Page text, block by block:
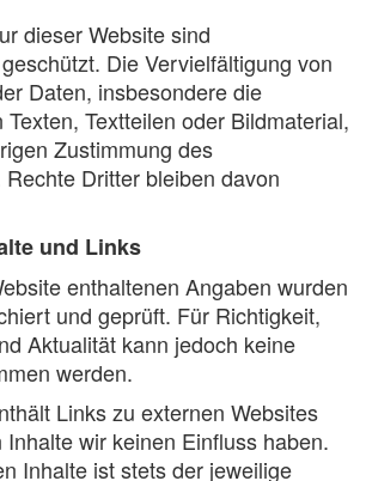
dieser Website sind
Die Vervielfältigung von
Daten, insbesondere die
Textteilen oder Bildmaterial,
Zustimmung des
Dritter bleiben davon
und Links
enthaltenen Angaben wurden
und geprüft. Für Richtigkeit,
Aktualität kann jedoch keine
werden.
Links zu externen Websites
Inhalte wir keinen Einfluss haben.
Inhalte ist stets der jeweilige